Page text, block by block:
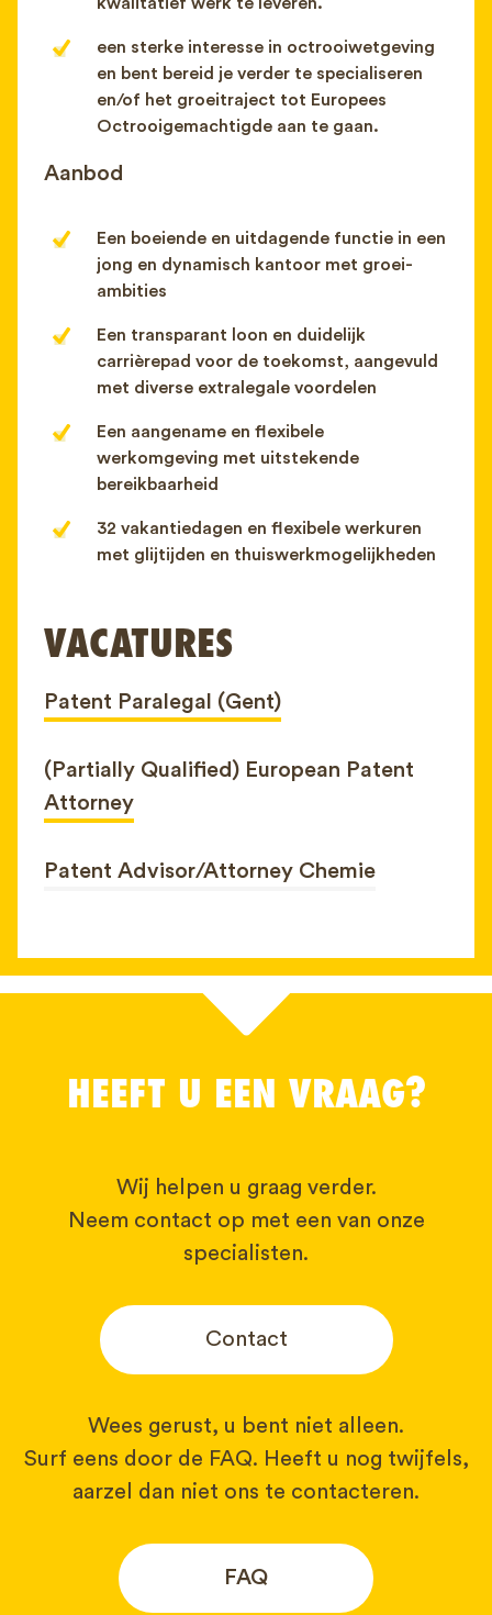
een sterke interesse in octrooiwetgeving
en bent bereid je verder te specialiseren
en/of het groeitraject tot Europees
Octrooigemachtigde aan te gaan.
Aanbod
Een boeiende en uitdagende functie in een
jong en dynamisch kantoor met groei-
ambities
Een transparant loon en duidelijk
carrièrepad voor de toekomst, aangevuld
met diverse extralegale voordelen
Een aangename en flexibele
werkomgeving met uitstekende
bereikbaarheid
32 vakantiedagen en flexibele werkuren
met glijtijden en thuiswerkmogelijkheden
VACATURES
Patent Paralegal (Gent)
(Partially Qualified) European Patent
Attorney
Patent Advisor/Attorney Chemie
HEEFT U EEN VRAAG?
Wij helpen u graag verder.
Neem contact op met een van onze
specialisten.
Contact
Wees gerust, u bent niet alleen.
Surf eens door de FAQ. Heeft u nog twijfels,
aarzel dan niet ons te contacteren.
FAQ